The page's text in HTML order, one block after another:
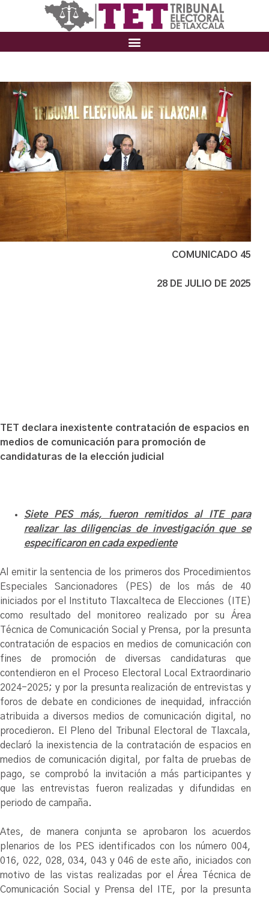
COMUNICADO 45
28 DE JULIO DE 2025
TET declara inexistente contratación de espacios en
medios de comunicación para promoción de
candidaturas de la elección judicial
Siete PES más, fueron remitidos al ITE para
realizar las diligencias de investigación que se
especificaron en cada expediente
Al emitir la sentencia de los primeros dos Procedimientos
Especiales Sancionadores (PES) de los más de 40
iniciados por el Instituto Tlaxcalteca de Elecciones (ITE)
como resultado del monitoreo realizado por su Área
Técnica de Comunicación Social y Prensa, por la presunta
contratación de espacios en medios de comunicación con
fines de promoción de diversas candidaturas que
contendieron en el Proceso Electoral Local Extraordinario
2024-2025; y por la presunta realización de entrevistas y
foros de debate en condiciones de inequidad, infracción
atribuida a diversos medios de comunicación digital, no
procedieron. El Pleno del Tribunal Electoral de Tlaxcala,
declaró la inexistencia de la contratación de espacios en
medios de comunicación digital, por falta de pruebas de
pago, se comprobó la invitación a más participantes y
que las entrevistas fueron realizadas y difundidas en
periodo de campaña.
Ates, de manera conjunta se aprobaron los acuerdos
plenarios de los PES identificados con los número 004,
016, 022, 028, 034, 043 y 046 de este año, iniciados con
motivo de las vistas realizadas por el Área Técnica de
Comunicación Social y Prensa del ITE, por la presunta